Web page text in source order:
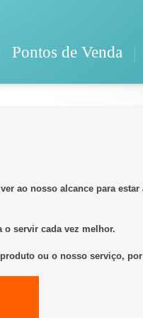
Pontos de Venda
ao nosso alcance para estar
o servir cada vez melhor.
ou o nosso serviço,